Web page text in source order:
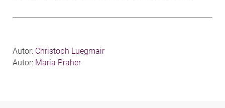
Autor: Christoph Luegmair
Autor: Maria Praher